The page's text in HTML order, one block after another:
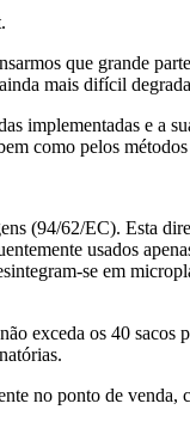
que grande
mais difícil
implementadas e a
como pelos
(94/62/EC). Esta
usados
se em
exceda os 40 sacos
no ponto de venda,